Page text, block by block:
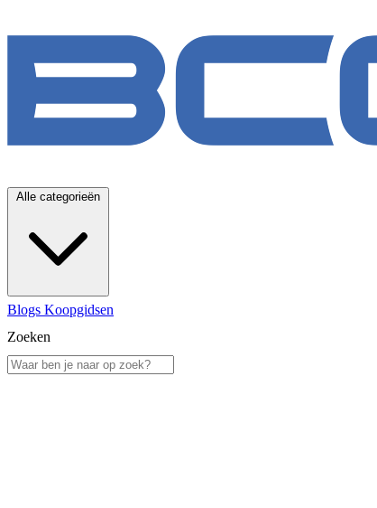
Alle categorieën
Blogs Koopgidsen
Zoeken